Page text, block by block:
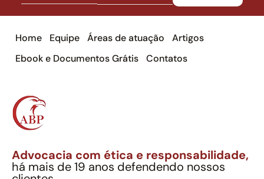
Home Equipe Áreas de atuação
Artigos
Ebook e Documentos Grátis
Contatos
Advocacia com ética e responsabilidade,
há mais de 19 anos defendendo nossos